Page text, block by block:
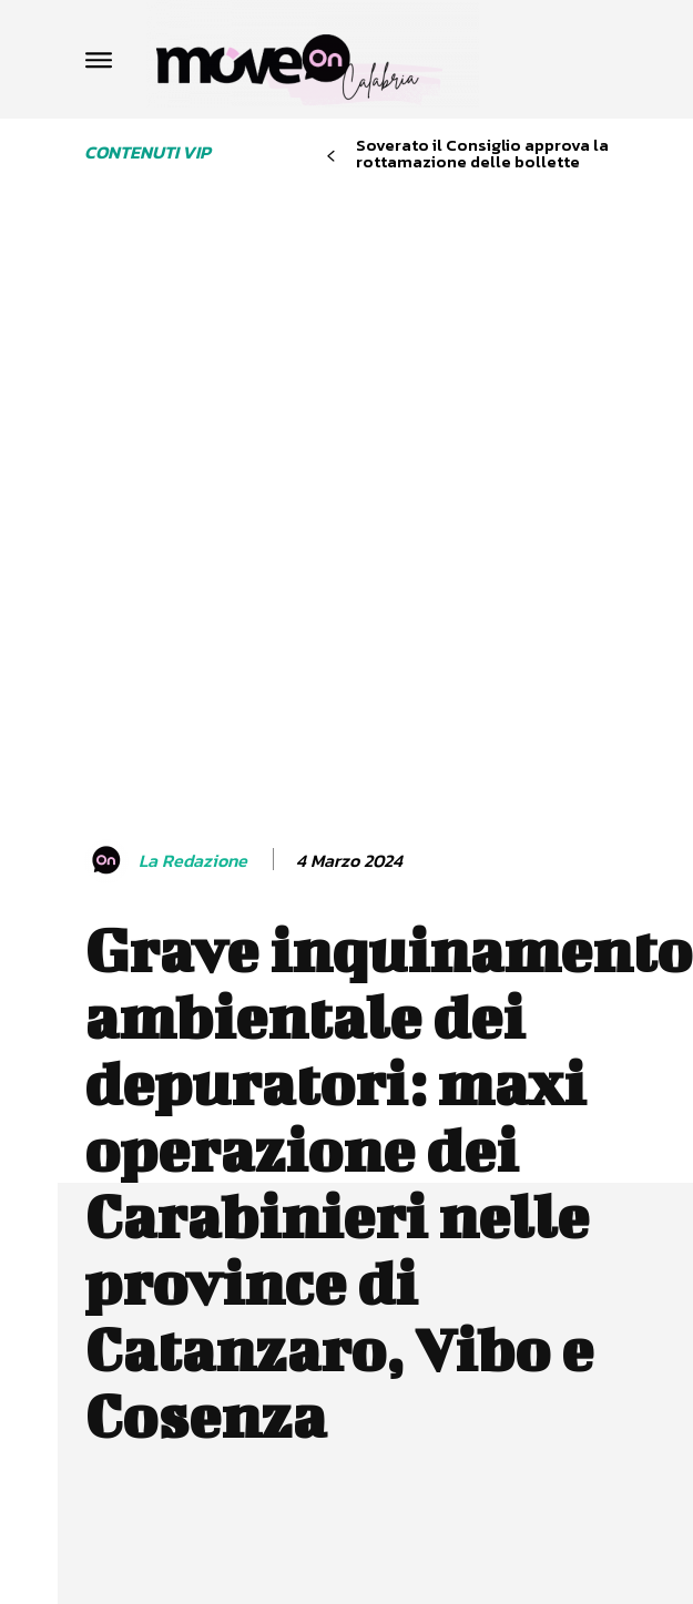
CONTENUTI VIP Soverato il Consiglio approva la
rottamazione delle bollette
La Redazione 4 Marzo 2024
Grave inquinamento
ambientale dei
depuratori: maxi
operazione dei
Carabinieri nelle
province di
Catanzaro, Vibo e
Cosenza